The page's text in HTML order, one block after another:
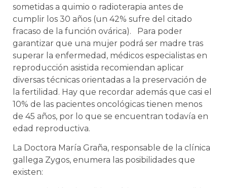
sometidas a quimio o radioterapia antes de
cumplir los 30 años (un 42% sufre del citado
fracaso de la función ovárica). Para poder
garantizar que una mujer podrá ser madre tras
superar la enfermedad, médicos especialistas en
reproducción asistida recomiendan aplicar
diversas técnicas orientadas a la preservación de
la fertilidad. Hay que recordar además que casi el
10% de las pacientes oncológicas tienen menos
de 45 años, por lo que se encuentran todavía en
edad reproductiva.
La Doctora María Graña, responsable de la clínica
gallega Zygos, enumera las posibilidades que
existen: